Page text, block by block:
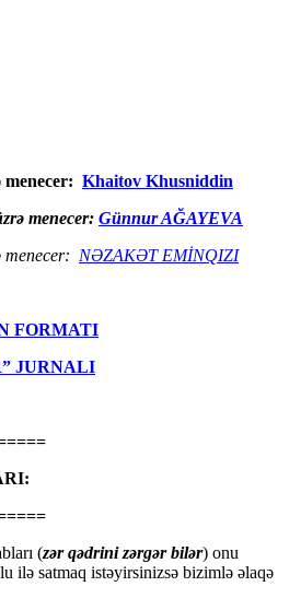
Khaitov Khusniddin
menecer: Günnur AĞAYEVA
menecer: NƏZAKƏT EMİNQIZI
FORMATI
JURNALI
(zər qədrini zərgər bilər) onu
ilə satmaq istəyirsinizsə bizimlə əlaqə